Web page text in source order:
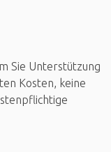
Sie Unterstützung
Kosten, keine